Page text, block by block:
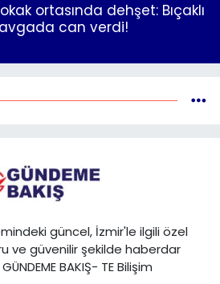
ortasında dehşet: Bıçaklı
can verdi!
güncel, İzmir'le ilgili özel
ve güvenilir şekilde haberdar
BAKIŞ- TE Bilişim